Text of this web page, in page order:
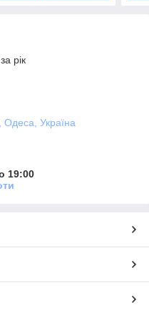
рік
Україна
19:00